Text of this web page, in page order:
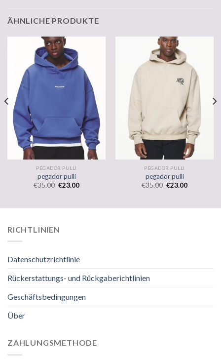
ÄHNLICHE PRODUKTE
PEGADOR PULLI
pegador pulli
€35.00 €23.00
PEGADOR PULLI
pegador pulli
€35.00 €23.00
RICHTLINIEN
Datenschutzrichtlinie
Rückerstattungs- und Rückgaberichtlinien
Geschäftsbedingungen
Über
ZAHLUNGSMETHODE